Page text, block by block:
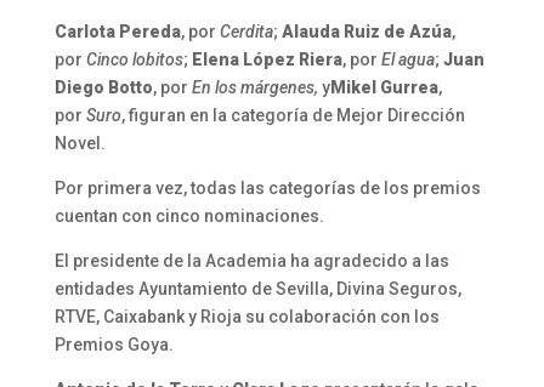
Carlota Pereda, por Cerdita; Alauda Ruiz de Azúa,
por Cinco lobitos; Elena López Riera, por El agua; Juan
Diego Botto, por En los márgenes, yMikel Gurrea,
por Suro, figuran en la categoría de Mejor Dirección
Novel.
Por primera vez, todas las categorías de los premios
cuentan con cinco nominaciones.
El presidente de la Academia ha agradecido a las
entidades Ayuntamiento de Sevilla, Divina Seguros,
RTVE, Caixabank y Rioja su colaboración con los
Premios Goya.